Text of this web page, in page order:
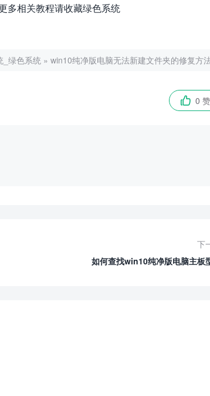
多相关教程请收藏绿色系统
_绿色系统 » win10纯净版电脑无法新建文件夹的修复方
 0 赞
下
如何查找win10纯净版电脑主板